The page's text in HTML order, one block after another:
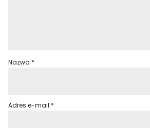
Nazwa *
Adres e-mail *